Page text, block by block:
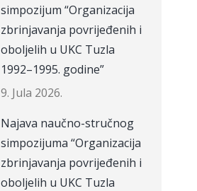
simpozijum “Organizacija
zbrinjavanja povrijeđenih i
oboljelih u UKC Tuzla
1992–1995. godine”
9. Jula 2026.
Najava naučno-stručnog
simpozijuma “Organizacija
zbrinjavanja povrijeđenih i
oboljelih u UKC Tuzla